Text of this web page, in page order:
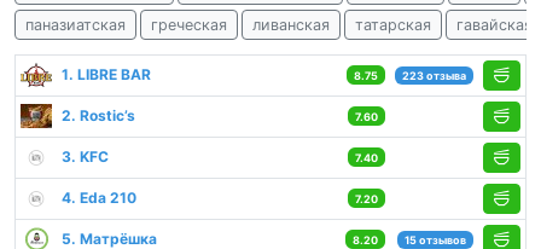
паназиатская
греческая ливанская татарская гавайская
1. LIBRE BAR 8.75 223 отзыва
2. Rostic’s 7.60
3. KFC 7.40
4. Eda 210 7.20
5. Матрёшка 8.20 15 отзывов